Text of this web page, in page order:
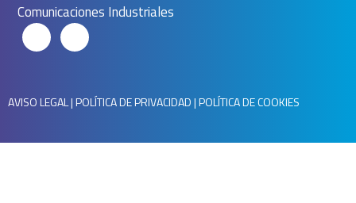
Comunicaciones Industriales
AVISO LEGAL|POLÍTICA DE PRIVACIDAD|POLÍTICA DE COOKIES